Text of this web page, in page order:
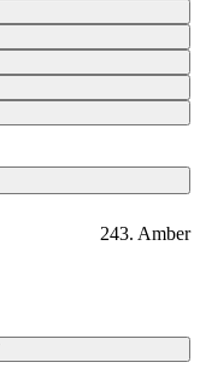
243. Amber